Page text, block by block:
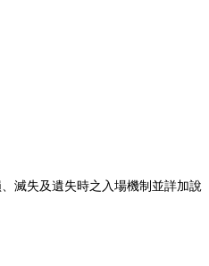
滅失及遺失時之入場機制並詳加說